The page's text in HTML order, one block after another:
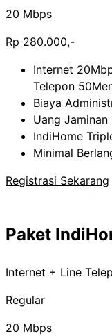
20 Mbps
Rp 280.000,-
Internet
Telepon
Biaya
Uang
IndiHome
Minimal
Registrasi Sekarang
Paket
Internet + Line
Regular
20 Mbps